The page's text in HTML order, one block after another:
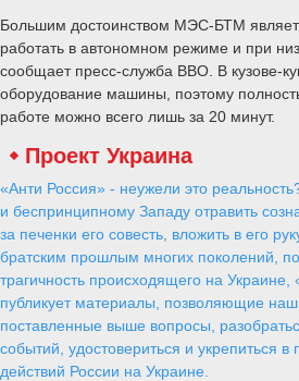
Большим достоинством МЭС-БТМ
работать в автономном режиме и при
сообщает пресс-служба ВВО. В кузове-
оборудование машины, поэтому
работе можно всего лишь за 20 минут.
Проект Украина
«Анти Россия» - неужели это
и беспринципному Западу отравить
за печенки его совесть, вложить в его
братским прошлым многих поколений,
трагичность происходящего на
публикует материалы, позволяющие
поставленные выше вопросы,
событий, удостовериться и укрепиться в
действий России на Украине.